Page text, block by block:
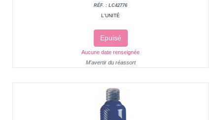
RÉF. : LC42776
L'UNITÉ
Epuisé
Aucune date renseignée
M'avertir du réassort